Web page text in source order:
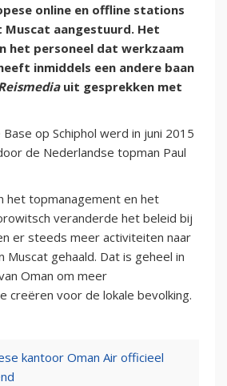
online en offline stations
Muscat aangestuurd. Het
het personeel dat werkzaam
inmiddels een andere baan
uit gesprekken met
op Schiphol werd in juni 2015
de Nederlandse topman Paul
het topmanagement en het
veranderde het beleid bij
er steeds meer activiteiten naar
Muscat gehaald. Dat is geheel in
Oman om meer
creëren voor de lokale bevolking.
kantoor Oman Air officieel